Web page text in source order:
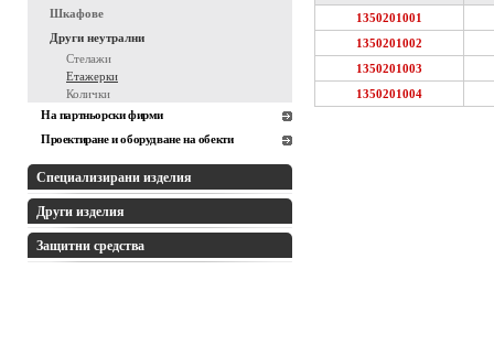
Шкафове
Други неутрални
Стелажи
Етажерки
Колички
На партньорски фирми
Проектиране и оборудване на обекти
Специализирани изделия
Други изделия
Защитни средства
1350201001
1350201002
1350201003
1350201004